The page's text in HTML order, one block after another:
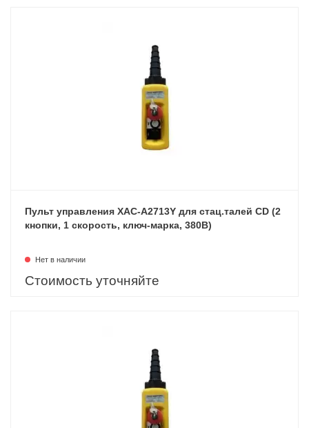
Пульт управления XAC-A2713Y для стац.талей CD (2
кнопки, 1 скорость, ключ-марка, 380В)
Нет в наличии
Стоимость уточняйте